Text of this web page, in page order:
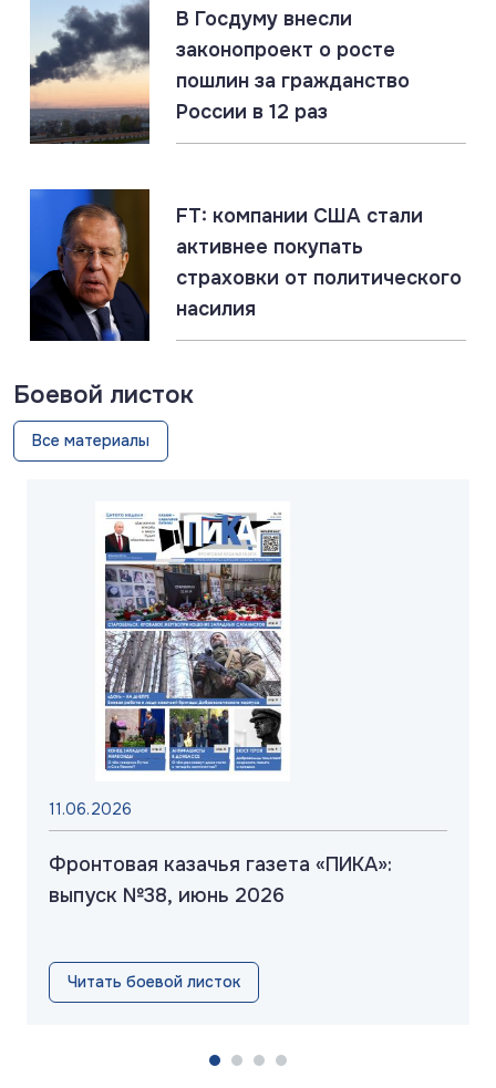
Россия накопила ракетный арсенал. Новые удары
по инфраструктуре ВСУ неизбежны
05.08.2026 #СВО #Сводка #Харьковская область
Харьковская область: главное за 5 августа
В Госдуму внесли
законопроект о росте
пошлин за гражданство
России в 12 раз
FT: компании США стали
активнее покупать
страховки от политического
насилия
Боевой листок
Все материалы
11.06.2026
Фронтовая казачья газета «ПИКА»:
выпуск №38, июнь 2026
Читать боевой листок